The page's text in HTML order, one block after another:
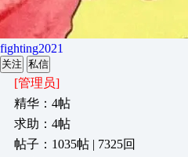
fighting2021
关注 私信
[管理员]
精华：4帖
求助：4帖
帖子：1035帖 | 7325回